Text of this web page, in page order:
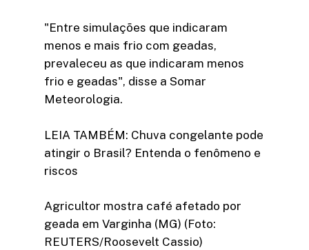
"Entre simulações que indicaram
menos e mais frio com geadas,
prevaleceu as que indicaram menos
frio e geadas", disse a Somar
Meteorologia.
LEIA TAMBÉM: Chuva congelante pode
atingir o Brasil? Entenda o fenômeno e
riscos
Agricultor mostra café afetado por
geada em Varginha (MG) (Foto:
REUTERS/Roosevelt Cassio)